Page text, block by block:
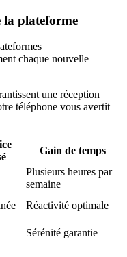
la plateforme
chaque nouvelle
une réception
téléphone vous avertit
Gain de temps
Plusieurs heures par
semaine
Réactivité optimale
Sérénité garantie